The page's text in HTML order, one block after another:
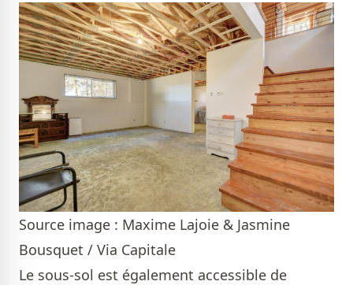
Source image : Maxime Lajoie & Jasmine
Bousquet / Via Capitale
Le sous-sol est également accessible de